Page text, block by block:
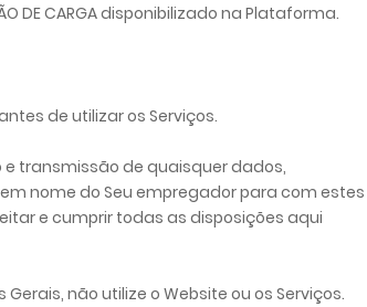
DE CARGA disponibilizado na Plataforma.
de utilizar os Serviços.
transmissão de quaisquer dados,
nome do Seu empregador para com estes
e cumprir todas as disposições aqui
não utilize o Website ou os Serviços.